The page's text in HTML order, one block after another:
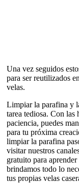
Una vez seguidos
para ser reutilizados
velas.
Limpiar la parafina y
tarea tediosa. Con las
paciencia, puedes
para tu próxima
limpiar la parafina
visitar nuestros
gratuito para
brindamos todo lo
tus propias velas